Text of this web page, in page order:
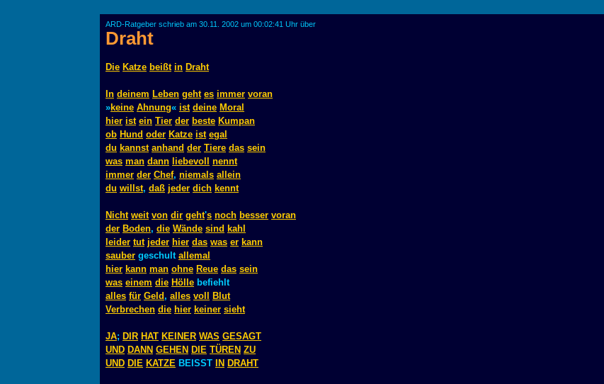
ARD-Ratgeber schrieb am 30.11. 2002 um 00:02:41 Uhr über
Draht
Die Katze beißt in Draht
In deinem Leben geht es immer voran
»keine Ahnung« ist deine Moral
hier ist ein Tier der beste Kumpan
ob Hund oder Katze ist egal
du kannst anhand der Tiere das sein
was man dann liebevoll
nennt
immer der Chef, niemals allein
du willst, daß jeder dich kennt
Nicht weit von dir geht's noch besser voran
der Boden, die Wände sind kahl
leider tut jeder hier das was er kann
sauber geschult allemal
hier kann man ohne Reue das sein
was einem die Hölle befiehlt
alles für Geld , alles voll
Blut
Verbrechen die hier keiner sieht
JA; DIR HAT KEINER WAS GESAGT
UND DANN GEHEN DIE TÜREN ZU
UND DIE KATZE BEISST IN DRAHT